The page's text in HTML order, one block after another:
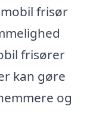
frisør
frisører
kan gøre
og